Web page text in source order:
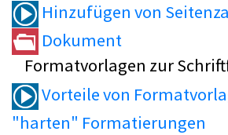
Hinzufügen von
Dokument
Formatvorlagen zur
Vorteile von
"harten" Formatierungen